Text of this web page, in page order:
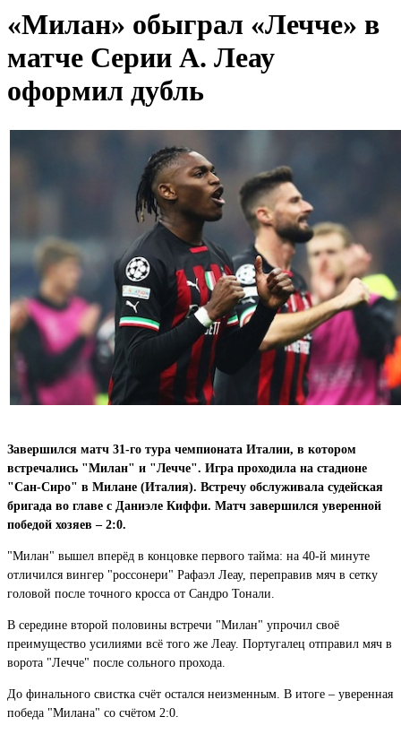
«Милан» обыграл «Лечче» в
матче Серии А. Леау
оформил дубль
Завершился матч 31-го тура чемпионата Италии, в котором
встречались "Милан" и "Лечче". Игра проходила на стадионе
"Сан-Сиро" в Милане (Италия). Встречу обслуживала судейская
бригада во главе с Даниэле Киффи. Матч завершился уверенной
победой хозяев – 2:0.
"Милан" вышел вперёд в концовке первого тайма: на 40-й минуте
отличился вингер "россонери" Рафаэл Леау, переправив мяч в сетку
головой после точного кросса от Сандро Тонали.
В середине второй половины встречи "Милан" упрочил своё
преимущество усилиями всё того же Леау. Португалец отправил мяч в
ворота "Лечче" после сольного прохода.
До финального свистка счёт остался неизменным. В итоге – уверенная
победа "Милана" со счётом 2:0.